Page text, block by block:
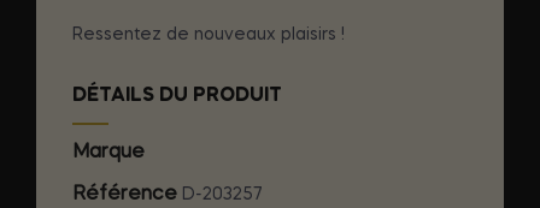
Ressentez de nouveaux plaisirs !
DÉTAILS DU PRODUIT
Marque
Référence D-203257